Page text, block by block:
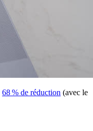
68 % de réduction (avec le